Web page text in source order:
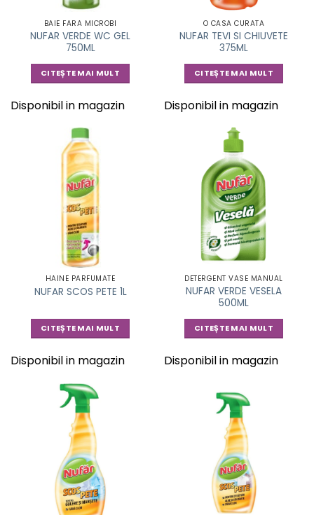
BAIE FARA MICROBI
NUFAR VERDE WC GEL
750ML
CITEȘTE MAI MULT
Disponibil in magazin
O CASA CURATA
NUFAR TEVI SI CHIUVETE
375ML
CITEȘTE MAI MULT
Disponibil in magazin
HAINE PARFUMATE
NUFAR SCOS PETE 1L
CITEȘTE MAI MULT
Disponibil in magazin
DETERGENT VASE MANUAL
NUFAR VERDE VESELA
500ML
CITEȘTE MAI MULT
Disponibil in magazin